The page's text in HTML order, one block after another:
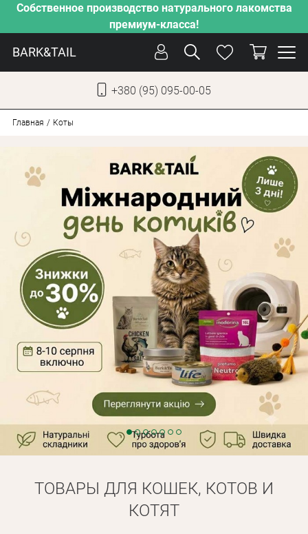
Собственное производство натурального лакомства
премиум-класса!
BARK&TAIL
+380 (95) 095-00-05
УХОД
ОТ ЖАРЫ
НАШЕ ПРОИЗВОДСТВО
НОВИНКИ
АКЦИИ
ДЛЯ СОБАК
Оплата и доставка
Программа лояльности
О Нас
Оптовым клиентам
Контакты
+380 (95) 095-00-05
Главная Коты
ТОВАРЫ ДЛЯ КОШЕК, КОТОВ И
КОТЯТ